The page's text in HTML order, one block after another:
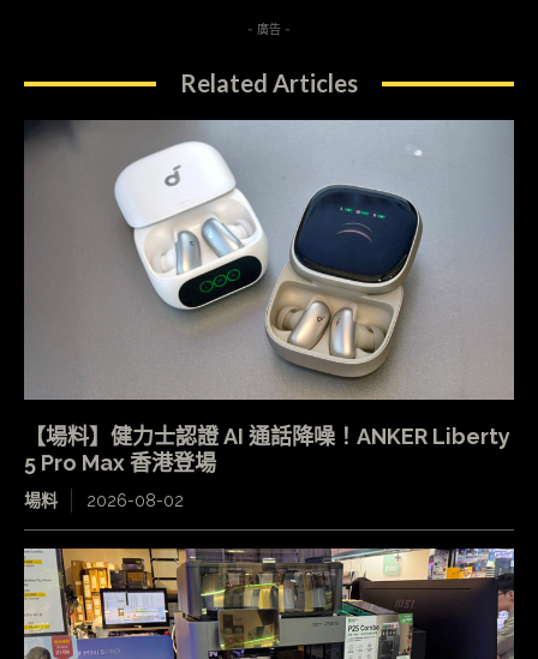
- 廣告 -
Related Articles
【場料】健力士認證 AI 通話降噪！ANKER Liberty
5 Pro Max 香港登場
場料 2026-08-02